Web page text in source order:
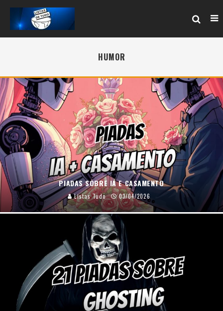
HUMOR
PIADAS SOBRE IA E CASAMENTO
Listas Tudo 03/04/2026